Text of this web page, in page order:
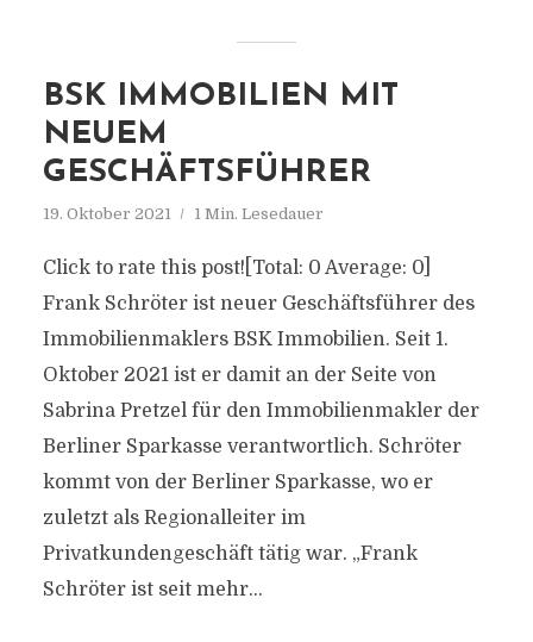
BSK IMMOBILIEN MIT
NEUEM
GESCHÄFTSFÜHRER
19. Oktober 2021 1 Min. Lesedauer
Click to rate this post![Total: 0 Average: 0]
Frank Schröter ist neuer Geschäftsführer des
Immobilienmaklers BSK Immobilien. Seit 1.
Oktober 2021 ist er damit an der Seite von
Sabrina Pretzel für den Immobilienmakler der
Berliner Sparkasse verantwortlich. Schröter
kommt von der Berliner Sparkasse, wo er
zuletzt als Regionalleiter im
Privatkundengeschäft tätig war. „Frank
Schröter ist seit mehr...